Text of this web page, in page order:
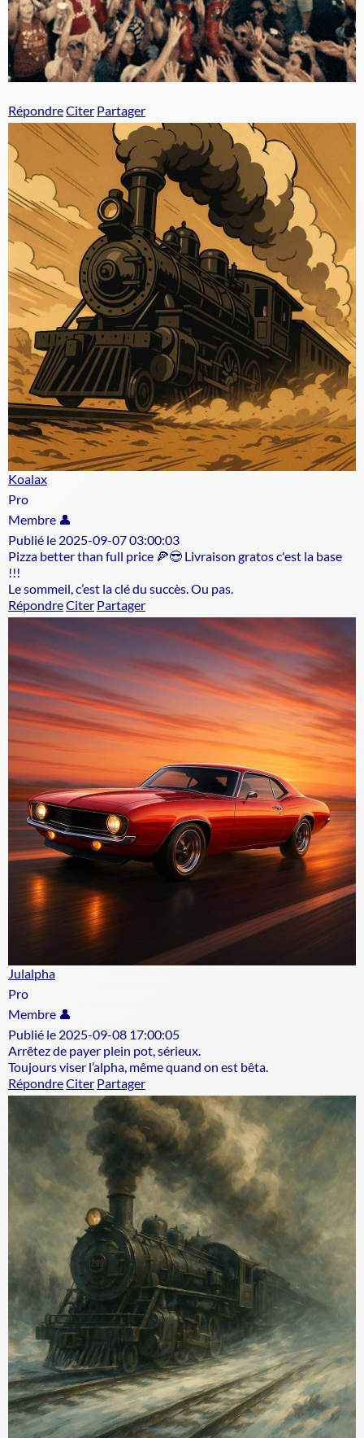
RépondreCiter Partager
Koalax
Pro
Membre 👤
Publié le 2025-09-07 03:00:03
Pizza better than full price 🍕😎 Livraison gratos c'est la base
!!!
Le sommeil, c’est la clé du succès. Ou pas.
RépondreCiter Partager
Julalpha
Pro
Membre 👤
Publié le 2025-09-08 17:00:05
Arrêtez de payer plein pot, sérieux.
Toujours viser l’alpha, même quand on est bêta.
RépondreCiter Partager